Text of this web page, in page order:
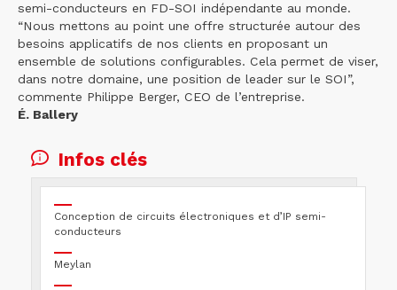
semi-conducteurs en FD-SOI indépendante au monde.
“Nous mettons au point une offre structurée autour des
besoins applicatifs de nos clients en proposant un
ensemble de solutions configurables. Cela permet de viser,
dans notre domaine, une position de leader sur le SOI”,
commente Philippe Berger, CEO de l’entreprise.
É. Ballery
Infos clés
Conception de circuits électroniques et d’IP semi-
conducteurs
Meylan